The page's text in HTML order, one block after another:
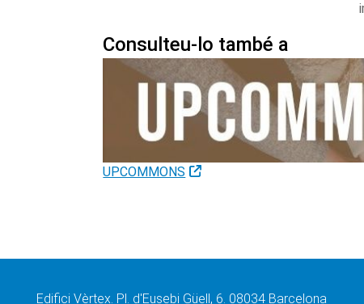
Consulteu-lo també a
UPCOMMONS
Edifici Vèrtex. Pl. d'Eusebi Güell, 6. 08034 Barcelona